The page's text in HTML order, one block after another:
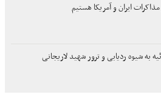
ایران و آمریکا هستیم
به شیوه ردیابی و ترور شهید لاریجانی